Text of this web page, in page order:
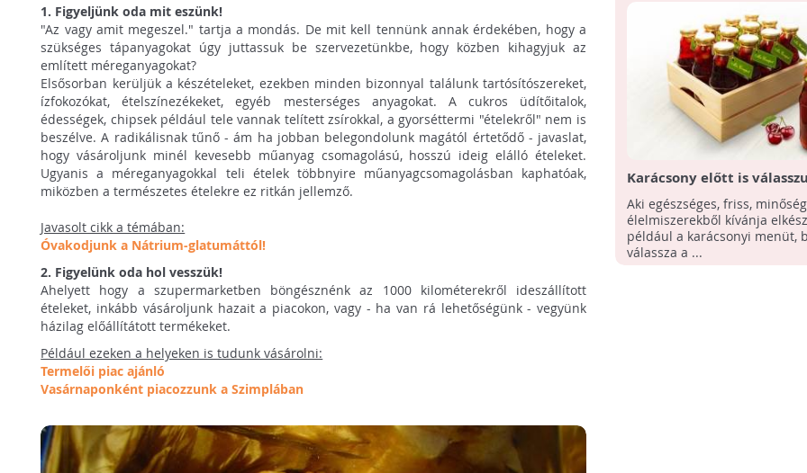
1. Figyeljünk oda mit eszünk!
"Az vagy amit megeszel." tartja a mondás. De mit kell tennünk annak érdekében, hogy a
szükséges tápanyagokat úgy juttassuk be szervezetünkbe, hogy közben kihagyjuk az
említett méreganyagokat?
Elsősorban kerüljük a készételeket, ezekben minden bizonnyal találunk tartósítószereket,
ízfokozókat, ételszínezékeket, egyéb mesterséges anyagokat. A cukros üdítőitalok,
édességek, chipsek például tele vannak telített zsírokkal, a gyorséttermi "ételekről" nem is
beszélve. A radikálisnak tűnő - ám ha jobban belegondolunk magától értetődő - javaslat,
hogy vásároljunk minél kevesebb műanyag csomagolású, hosszú ideig elálló ételeket.
Ugyanis a méreganyagokkal teli ételek többnyire műanyagcsomagolásban kaphatóak,
miközben a természetes ételekre ez ritkán jellemző.
Javasolt cikk a témában:
Óvakodjunk a Nátrium-glatumáttól!
2. Figyelünk oda hol vesszük!
Ahelyett hogy a szupermarketben böngésznénk az 1000 kilométerekről ideszállított
ételeket, inkább vásároljunk hazait a piacokon, vagy - ha van rá lehetőségünk - vegyünk
házilag előállítátott termékeket.
Például ezeken a helyeken is tudunk vásárolni:
Termelői piac ajánló
Vasárnaponként piacozzunk a Szimplában
Karácsony előtt is
termelői piacot
Aki egészséges, friss,
élelmiszerekből kívánja
például a karácsonyi menüt,
válassza a ...